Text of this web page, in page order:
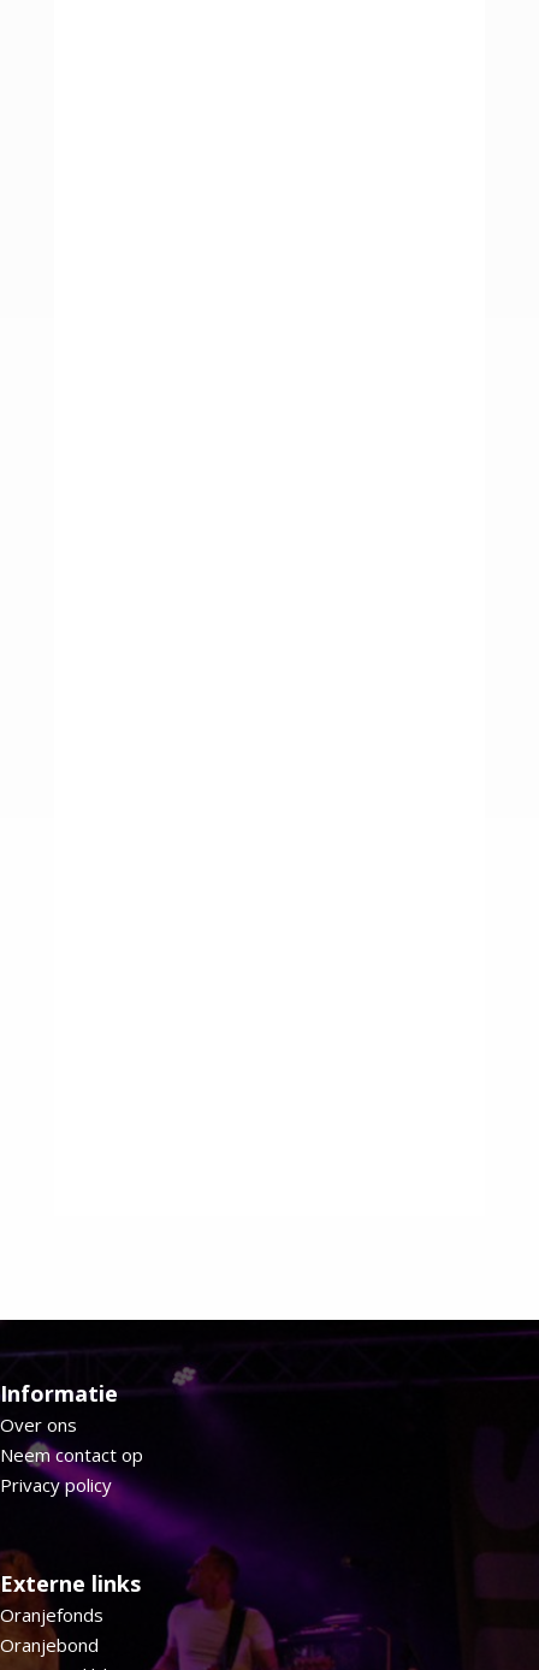
Informatie
Over ons
Neem contact op
Privacy policy
Externe links
Oranjefonds
Oranjebond